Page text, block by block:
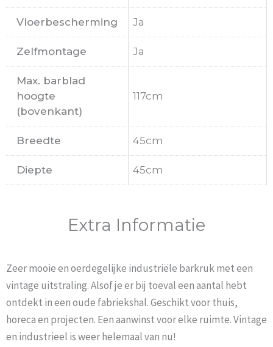
Vloerbescherming Ja
Zelfmontage Ja
Max. barblad
hoogte
(bovenkant)
117cm
Breedte 45cm
Diepte 45cm
Extra Informatie
Zeer mooie en oerdegelijke industriële barkruk met een
vintage uitstraling. Alsof je er bij toeval een aantal hebt
ontdekt in een oude fabriekshal. Geschikt voor thuis,
horeca en projecten. Een aanwinst voor elke ruimte. Vintage
en industrieel is weer helemaal van nu!